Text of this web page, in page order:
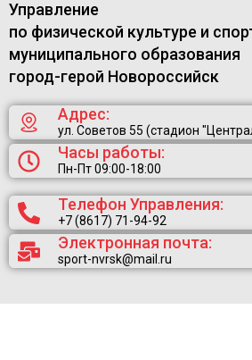
Управление
по физической культуре и
муниципального образования
город-герой Новороссийск
Адрес:
ул. Советов 55 (стадион
Часы работы:
Пн-Пт 09:00-18:00
Телефон Управления:
+7 (8617) 71-94-92
Электронная почта:
sport-nvrsk@mail.ru